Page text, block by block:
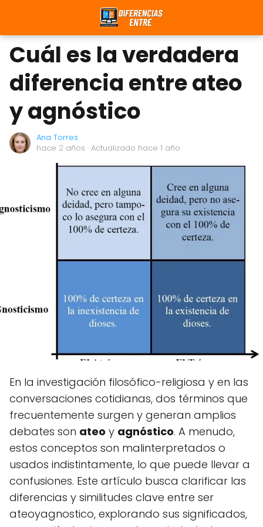
Cuál es la verdadera
diferencia entre ateo
y agnóstico
Ana Torres
hace 2 años · Actualizado hace 1 año
En la investigación filosófico-religiosa y en las
conversaciones cotidianas, dos términos que
frecuentemente surgen y generan amplios
debates son ateo y agnóstico. A menudo,
estos conceptos son malinterpretados o
usados indistintamente, lo que puede llevar a
confusiones. Este artículo busca clarificar las
diferencias y similitudes clave entre ser
ateoyagnostico, explorando sus significados,